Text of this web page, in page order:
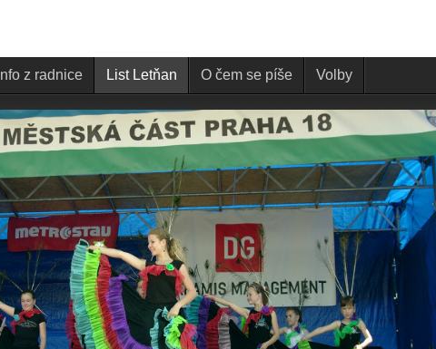
Info z radnice List Letňan O čem se píše Volby